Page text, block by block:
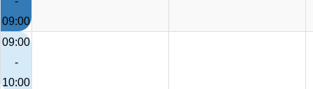
09:00
09:00
-
10:00